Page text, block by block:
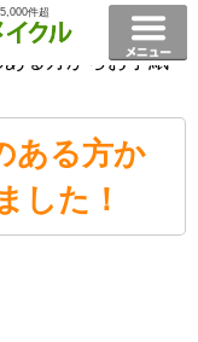
件超
年金横浜
お知ら
る方からお手紙
ある方か
した！